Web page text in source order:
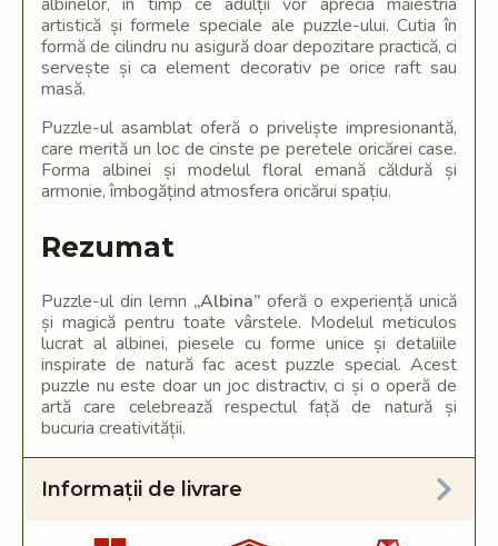
artistică și formele speciale ale puzzle-ului. Cutia în
formă de cilindru nu asigură doar depozitare practică, ci
servește și ca element decorativ pe orice raft sau
masă.
Puzzle-ul asamblat oferă o priveliște impresionantă,
care merită un loc de cinste pe peretele oricărei case.
Forma albinei și modelul floral emană căldură și
armonie, îmbogățind atmosfera oricărui spațiu.
Rezumat
Puzzle-ul din lemn „Albina” oferă o experiență unică
și magică pentru toate vârstele. Modelul meticulos
lucrat al albinei, piesele cu forme unice și detaliile
inspirate de natură fac acest puzzle special. Acest
puzzle nu este doar un joc distractiv, ci și o operă de
artă care celebrează respectul față de natură și
bucuria creativității.
Informații de livrare